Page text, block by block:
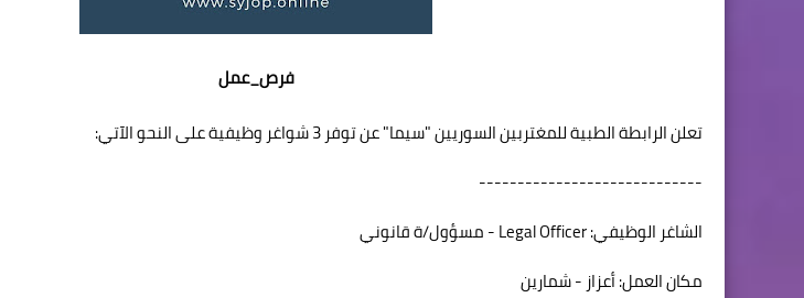
فرص_عمل
تعلن الرابطة الطبية للمغتربين السوريين "سيما" عن توفر 3 شواغر وظيفية على النحو الآتي:
-----------------------------
الشاغر الوظيفي: Legal Officer - مسؤول/ة قانوني
مكان العمل: أعزاز - شمارين